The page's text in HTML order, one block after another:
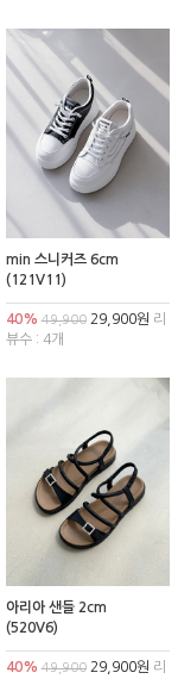
min 스니커즈 6cm
(121V11)
40% 49,90029,900원 리
뷰수 : 4개
아리아 샌들 2cm
(520V6)
40% 49,90029,900원 리